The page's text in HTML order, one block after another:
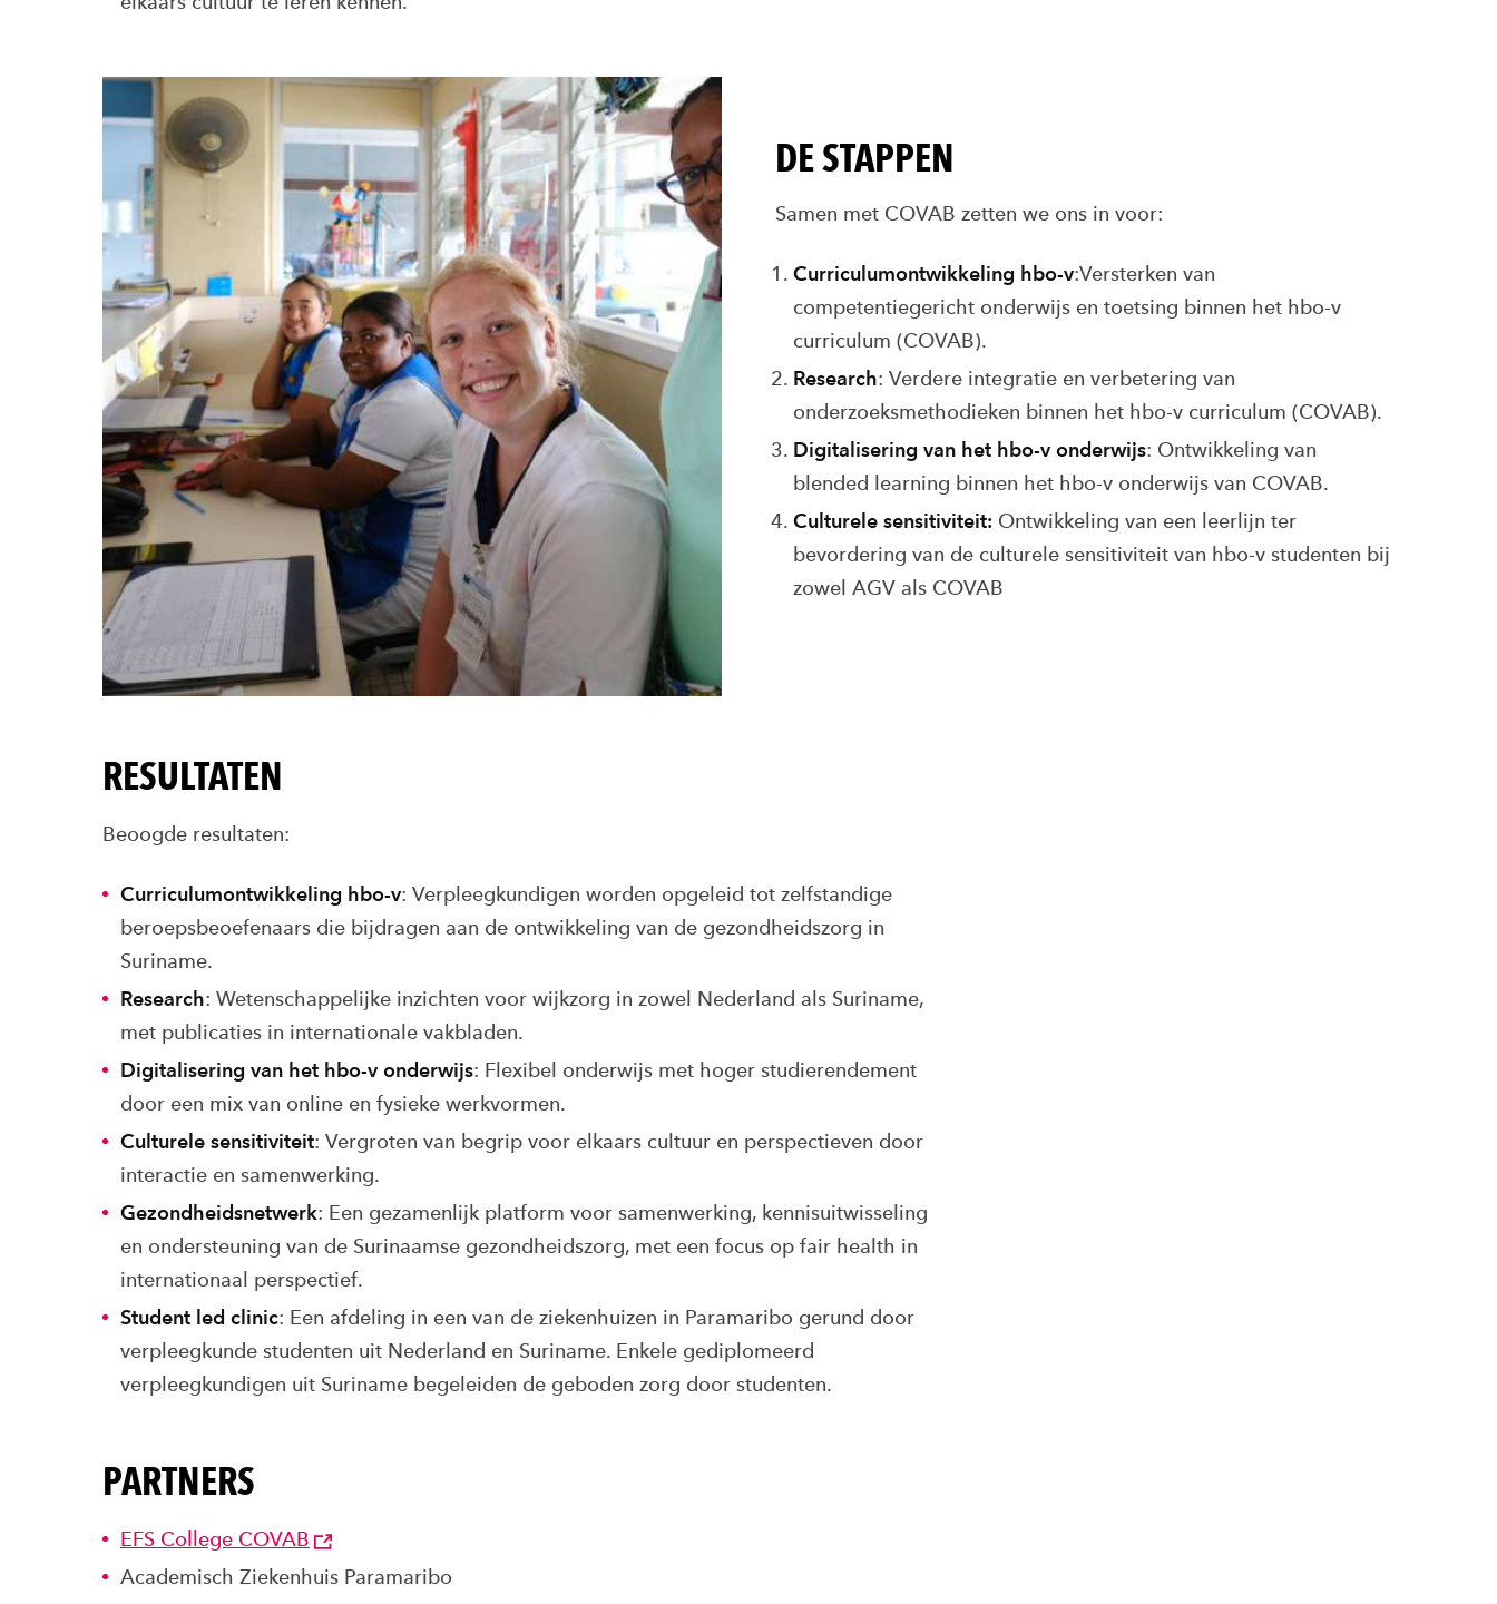
DE STAPPEN
Samen met COVAB zetten we ons in voor:
Curriculumontwikkeling hbo-v:Versterken van
competentiegericht onderwijs en toetsing binnen het hbo-v
curriculum (COVAB).
Research: Verdere integratie en verbetering van
onderzoeksmethodieken binnen het hbo-v curriculum (COVAB).
Digitalisering van het hbo-v onderwijs: Ontwikkeling van
blended learning binnen het hbo-v onderwijs van COVAB.
Culturele sensitiviteit: Ontwikkeling van een leerlijn ter
bevordering van de culturele sensitiviteit van hbo-v studenten bij
zowel AGV als COVAB
RESULTATEN
Beoogde resultaten:
Curriculumontwikkeling hbo-v: Verpleegkundigen worden opgeleid tot zelfstandige
beroepsbeoefenaars die bijdragen aan de ontwikkeling van de gezondheidszorg in
Suriname.
Research: Wetenschappelijke inzichten voor wijkzorg in zowel Nederland als Suriname,
met publicaties in internationale vakbladen.
Digitalisering van het hbo-v onderwijs: Flexibel onderwijs met hoger studierendement
door een mix van online en fysieke werkvormen.
Culturele sensitiviteit: Vergroten van begrip voor elkaars cultuur en perspectieven door
interactie en samenwerking.
Gezondheidsnetwerk: Een gezamenlijk platform voor samenwerking, kennisuitwisseling
en ondersteuning van de Surinaamse gezondheidszorg, met een focus op fair health in
internationaal perspectief.
Student led clinic: Een afdeling in een van de ziekenhuizen in Paramaribo gerund door
verpleegkunde studenten uit Nederland en Suriname. Enkele gediplomeerd
verpleegkundigen uit Suriname begeleiden de geboden zorg door studenten.
PARTNERS
EFS College COVAB
Academisch Ziekenhuis Paramaribo